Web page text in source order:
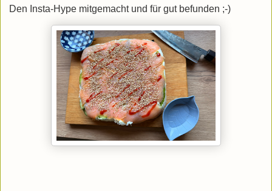
Den Insta-Hype mitgemacht und für gut befunden ;-)